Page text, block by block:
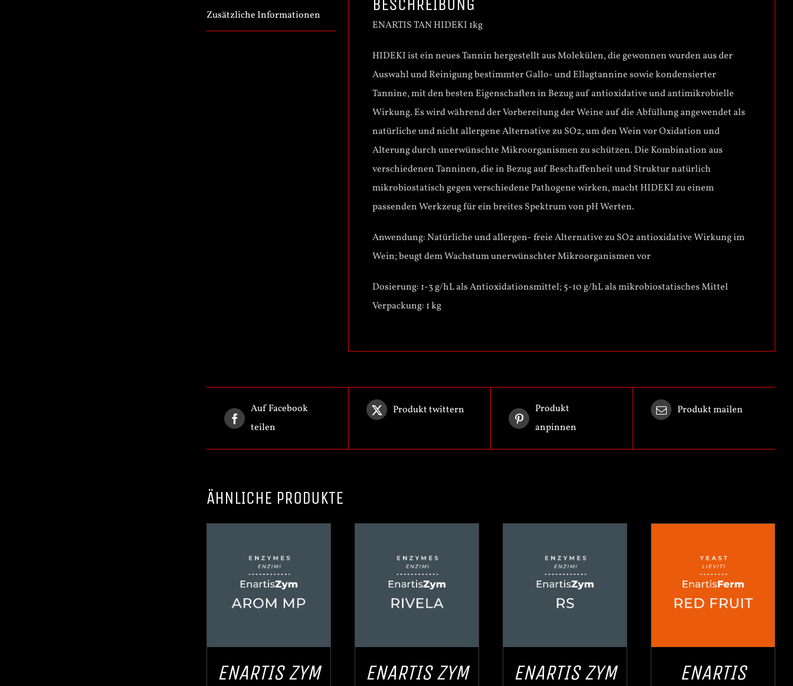
Zusätzliche Informationen
ENARTIS TAN HIDEKI 1kg
HIDEKI ist ein neues Tannin hergestellt aus Molekülen, die gewonnen wurden aus der
Auswahl und Reinigung bestimmter Gallo- und Ellagtannine sowie kondensierter
Tannine, mit den besten Eigenschaften in Bezug auf antioxidative und antimikrobielle
Wirkung. Es wird während der Vorbereitung der Weine auf die Abfüllung angewendet als
natürliche und nicht allergene Alternative zu SO2, um den Wein vor Oxidation und
Alterung durch unerwünschte Mikroorganismen zu schützen. Die Kombination aus
verschiedenen Tanninen, die in Bezug auf Beschaffenheit und Struktur natürlich
mikrobiostatisch gegen verschiedene Pathogene wirken, macht HIDEKI zu einem
passenden Werkzeug für ein breites Spektrum von pH Werten.
Anwendung: Natürliche und allergen- freie Alternative zu SO2 antioxidative Wirkung im
Wein; beugt dem Wachstum unerwünschter Mikroorganismen vor
Dosierung: 1-3 g/hL als Antioxidationsmittel; 5-10 g/hL als mikrobiostatisches Mittel
Verpackung: 1 kg
Auf Facebook
teilen
Produkt twittern
Produkt
anpinnen
Produkt mailen
ÄHNLICHE PRODUKTE
ENARTIS ZYM
IN DEN WARENKORB
ENARTIS ZYM
IN DEN WARENKORB
ENARTIS ZYM
IN DEN WARENKORB
ENARTIS